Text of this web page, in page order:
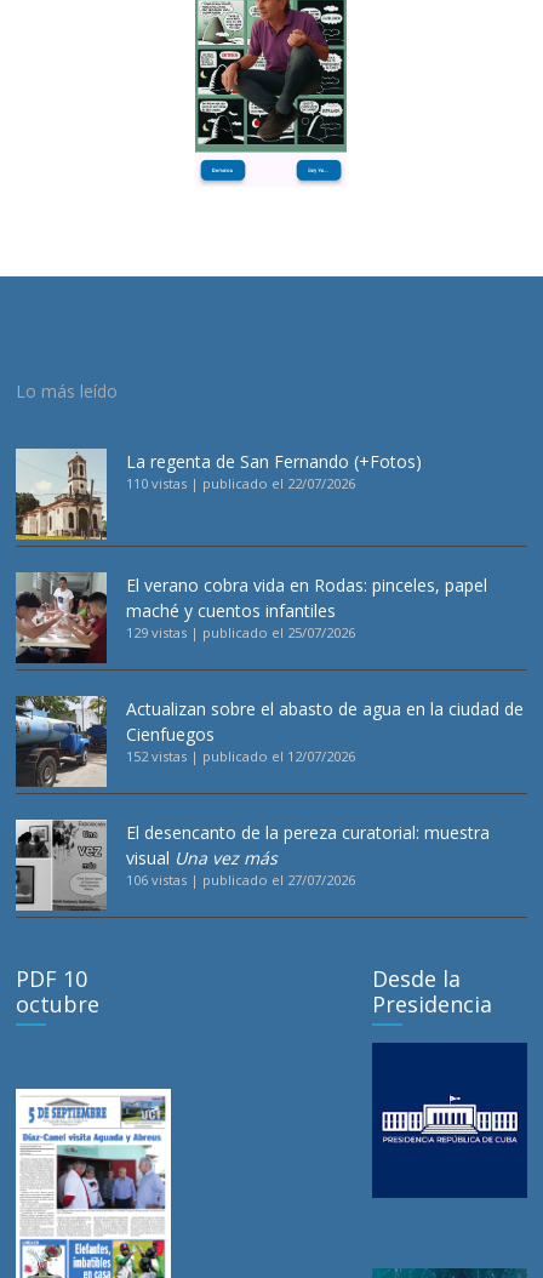
Lo más leído
La regenta de San Fernando (+Fotos)
110 vistas | publicado el 22/07/2026
El verano cobra vida en Rodas: pinceles, papel
maché y cuentos infantiles
129 vistas | publicado el 25/07/2026
Actualizan sobre el abasto de agua en la ciudad de
Cienfuegos
152 vistas | publicado el 12/07/2026
El desencanto de la pereza curatorial: muestra
visual Una vez más
106 vistas | publicado el 27/07/2026
PDF 10
octubre
Desde la
Presidencia